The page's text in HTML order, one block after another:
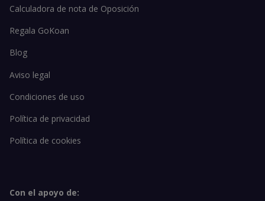
Calculadora de nota de Oposición
Regala GoKoan
Blog
Aviso legal
Condiciones de uso
Política de privacidad
Política de cookies
Con el apoyo de: